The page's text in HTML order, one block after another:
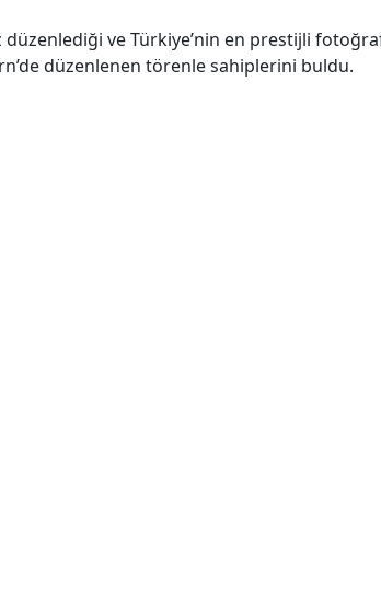
düzenlediği ve Türkiye’nin en prestijli
düzenlenen törenle sahiplerini buldu.